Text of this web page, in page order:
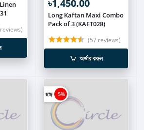
৳1,450.00
Long Kaftan Maxi Combo
Pack of 3 (KAFT028)
(57 reviews)
অর্ডার করুন
ছাড় 5%